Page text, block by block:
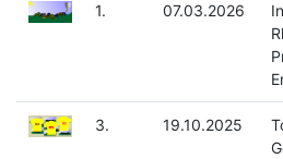
1. 07.03.2026
3. 19.10.2025